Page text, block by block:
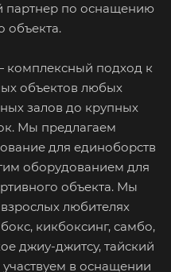
партнер по оснащению
объекта.
подход к
объектов любых
залов до крупных
Мы предлагаем
для единоборств
оборудованием для
объекта. Мы
любителях
кикбоксинг, самбо,
джиу-джитсу, тайский
в оснащении